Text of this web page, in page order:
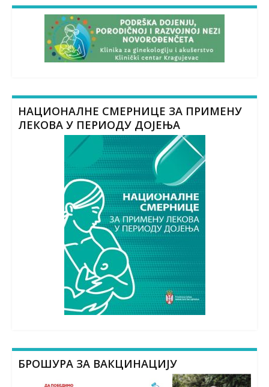
НАЦИОНАЛНЕ СМЕРНИЦЕ ЗА ПРИМЕНУ
ЛЕКОВА У ПЕРИОДУ ДОЈЕЊА
БРОШУРА ЗА ВАКЦИНАЦИЈУ